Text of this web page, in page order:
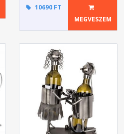
10690 FT
MEGVESZEM